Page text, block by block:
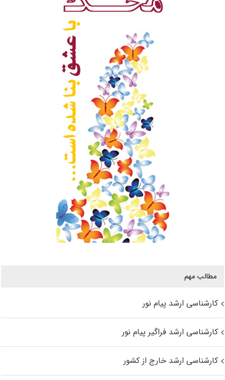
مطالب مهم
کارشناسی ارشد پیام نور
کارشناسی ارشد فراگیر پیام نور
کارشناسی ارشد خارج از کشور